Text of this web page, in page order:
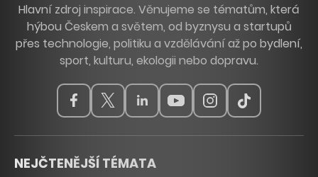
Hlavní zdroj inspirace. Věnujeme se tématům, která
hýbou Českem a světem, od byznysu a startupů
přes technologie, politiku a vzdělávání až po bydlení,
sport, kulturu, ekologii nebo dopravu.
NEJČTENĚJŠÍ TÉMATA